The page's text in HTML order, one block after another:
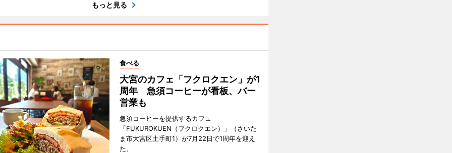
もっと見る
食べる
大宮のカフェ「フクロクエン」が1
周年 急須コーヒーが看板、バー
営業も
急須コーヒーを提供するカフェ
「FUKUROKUEN（フクロクエン）」（さいた
ま市大宮区土手町1）が7月22日で1周年を迎え
た。